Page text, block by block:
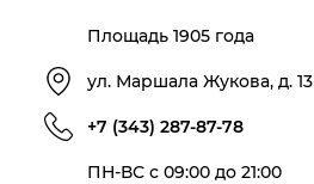
Площадь 1905 года
ул. Маршала Жукова, д. 13
+7 (343) 287-87-78
ПН-ВС с 09:00 до 21:00